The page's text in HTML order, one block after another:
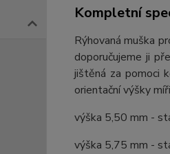
Kompletní
Rýhovaná muška
doporučujeme ji
jištěná za pomoci
orientační výšky
výška 5,50 mm -
výška 5,75 mm -